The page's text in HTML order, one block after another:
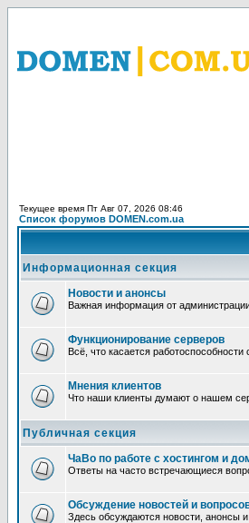
Текущее время Пт Авг 07, 2026 08:46
Список форумов DOMEN.com.ua
Информационная секция
Новости и анонсы
Важная информация от
Функционирование серверов
Всё, что касается
Мнения клиентов
Что наши клиенты думают о нашем
Публичная секция
ЧаВо по работе с хостингом и
Ответы на часто встречающиеся
Обсуждение новостей и
Здесь обсуждаются новости, анонсы и